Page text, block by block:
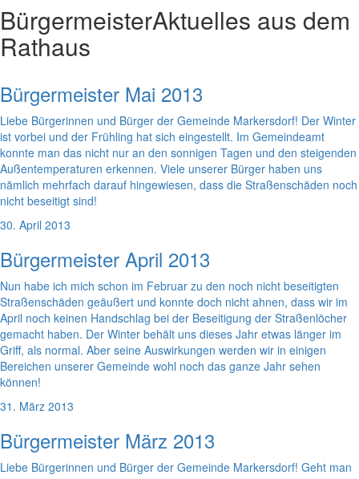
BürgermeisterAktuelles aus dem
Rathaus
Bürgermeister Mai 2013
Liebe Bürgerinnen und Bürger der Gemeinde Markersdorf! Der Winter
ist vorbei und der Frühling hat sich eingestellt. Im Gemeindeamt
konnte man das nicht nur an den sonnigen Tagen und den steigenden
Außentemperaturen erkennen. Viele unserer Bürger haben uns
nämlich mehrfach darauf hingewiesen, dass die Straßenschäden noch
nicht beseitigt sind!
30. April 2013
Bürgermeister April 2013
Nun habe ich mich schon im Februar zu den noch nicht beseitigten
Straßenschäden geäußert und konnte doch nicht ahnen, dass wir im
April noch keinen Handschlag bei der Beseitigung der Straßenlöcher
gemacht haben. Der Winter behält uns dieses Jahr etwas länger im
Griff, als normal. Aber seine Auswirkungen werden wir in einigen
Bereichen unserer Gemeinde wohl noch das ganze Jahr sehen
können!
31. März 2013
Bürgermeister März 2013
Liebe Bürgerinnen und Bürger der Gemeinde Markersdorf! Geht man